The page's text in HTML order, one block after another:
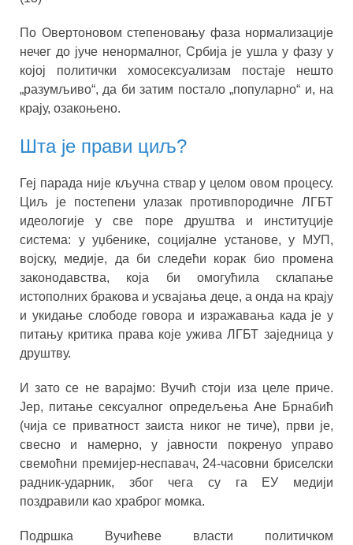
По Овертоновом степеновању фаза нормализације
нечег до јуче ненормалног, Србија је ушла у фазу у
којој политички хомосексуализам постаје нешто
„разумљиво“, да би затим постало „популарно“ и, на
крају, озакоњено.
Шта је прави циљ?
Геј парада није кључна ствар у целом овом процесу.
Циљ је постепени улазак противпородичне ЛГБТ
идеологије у све поре друштва и институције
система: у уџбенике, социјалне установе, у МУП,
војску, медије, да би следећи корак био промена
законодавства, која би омогућила склапање
истополних бракова и усвајања деце, а онда на крају
и укидање слободе говора и изражавања када је у
питању критика права које ужива ЛГБТ заједница у
друштву.
И зато се не варајмо: Вучић стоји иза целе приче.
Јер, питање сексуалног опредељења Ане Брнабић
(чија се приватност заиста никог не тиче), први је,
свесно и намерно, у јавности покренуо управо
свемоћни премијер-неспавач, 24-часовни бриселски
радник-ударник, због чега су га ЕУ медији
поздравили као храброг момка.
Подршка Вучићеве власти политичком